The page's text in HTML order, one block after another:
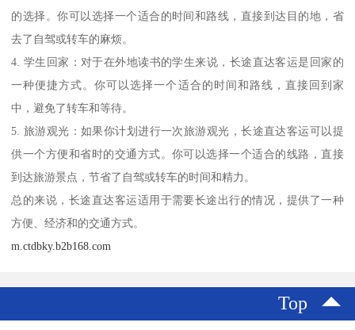
的选择。你可以选择一个适合的时间和路线，直接到达目的地，省
去了自驾或转车的麻烦。
4. 学生回家：对于在外地读书的学生来说，长途直达客运是回家的
一种便捷方式。你可以选择一个适合的时间和路线，直接回到家
中，避免了转车和等待。
5. 旅游观光：如果你计划进行一次旅游观光，长途直达客运可以提
供一个方便和省时的交通方式。你可以选择一个适合的线路，直接
到达旅游景点，节省了自驾或转车的时间和精力。
总的来说，长途直达客运适用于需要长途出行的情况，提供了一种
方便、经济和的交通方式。
m.ctdbky.b2b168.com
Top